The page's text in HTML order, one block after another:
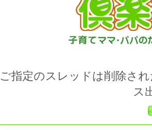
ご指定のスレッドは削除さ
ス